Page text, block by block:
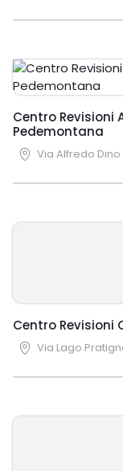
Centro Revisioni
Pedemontana
Via Alfredo
Centro Revisioni
Via Lago